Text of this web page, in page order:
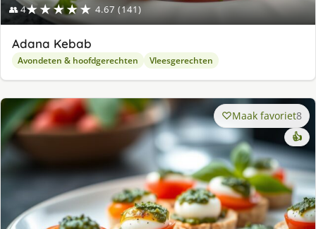
👥 4★★★★★ 4.67 (141)
Adana Kebab
Avondeten & hoofdgerechten Vleesgerechten
Maak favoriet8
👍